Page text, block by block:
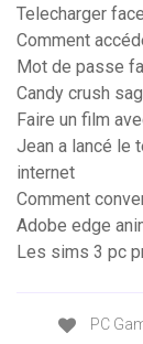
Telecharger
Comment
Mot de passe
Candy crush
Faire un film
Jean a lancé le
internet
Comment
Adobe edge
Les sims 3 pc
PC